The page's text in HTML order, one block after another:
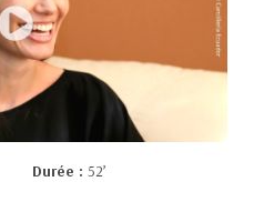
Durée : 52’